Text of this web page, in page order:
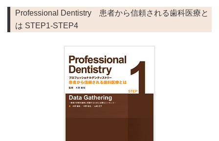
Professional Dentistry 患者から信頼される歯科医療と
は STEP1-STEP4